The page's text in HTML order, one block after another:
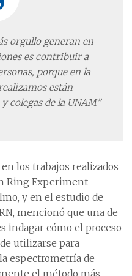
orgullo generan en
es contribuir a
porque en la
están
colegas de la UNAM”
los trabajos realizados
Ring Experiment
y en el estudio de
mencionó que una de
indagar cómo el proceso
utilizarse para
espectrometría de